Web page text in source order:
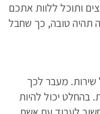
ותוכל ללוות אתכם
תהיה טובה, כך שחבל
שירות. מעבר לכך
בהחלט יכול להיות